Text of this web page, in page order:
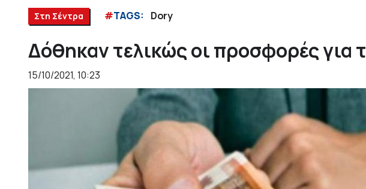
Στη Σέντρα #TAGS: Dory
Δόθηκαν τελικώς οι προσφορές για
15/10/2021, 10:23